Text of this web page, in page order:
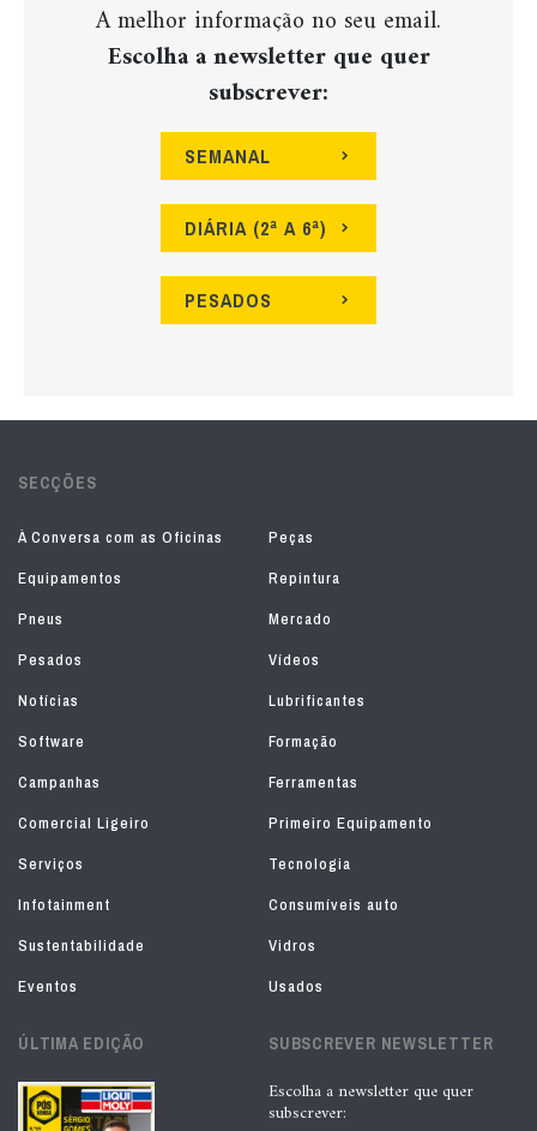
A melhor informação no seu email.
Escolha a newsletter que quer
subscrever:
SEMANAL
DIÁRIA (2ª A 6ª)
PESADOS
SECÇÕES
À Conversa com as Oficinas
Peças
Equipamentos
Repintura
Pneus
Mercado
Pesados
Vídeos
Notícias
Lubrificantes
Software
Formação
Campanhas
Ferramentas
Comercial Ligeiro
Primeiro Equipamento
Serviços
Tecnologia
Infotainment
Consumíveis auto
Sustentabilidade
Vidros
Eventos
Usados
ÚLTIMA EDIÇÃO SUBSCREVER NEWSLETTER
Escolha a newsletter que quer
subscrever: